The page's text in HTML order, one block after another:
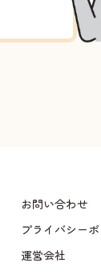
お問い合わせ
プライバシー
運営会社